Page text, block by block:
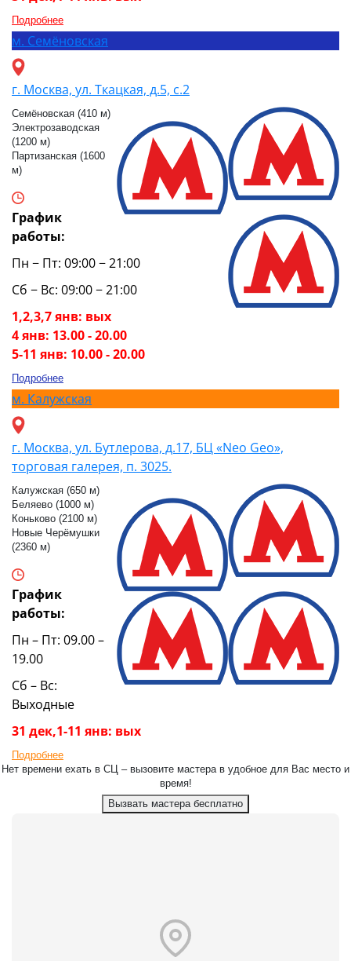
Подробнее
м. Семёновская
г. Москва, ул. Ткацкая, д.5, с.2
Семёновская (410 м)
Электрозаводская
(1200 м)
Партизанская (1600
м)
График
работы:
Пн − Пт: 09:00 − 21:00
Сб − Вс: 09:00 − 21:00
1,2,3,7 янв: вых
4 янв: 13.00 - 20.00
5-11 янв: 10.00 - 20.00
Подробнее
м. Калужская
г. Москва, ул. Бутлерова, д.17, БЦ «Neo Geo»,
торговая галерея, п. 3025.
Калужская (650 м)
Беляево (1000 м)
Коньково (2100 м)
Новые Черёмушки
(2360 м)
График
работы:
Пн – Пт: 09.00 –
19.00
Сб – Вс:
Выходные
31 дек,1-11 янв: вых
Подробнее
Нет времени ехать в СЦ – вызовите мастера в удобное для Вас место и
время!
Вызвать мастера бесплатно